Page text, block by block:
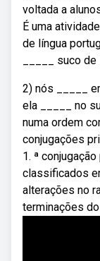
voltada a
É uma
de língua
_____ suco de
2) nós _____
ela _____ no
numa ordem
conjugações
1. ª
classificados
alterações no
terminações